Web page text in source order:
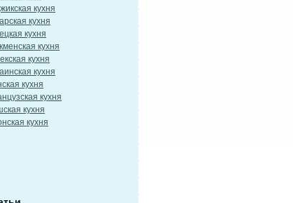
кухня
кухня
кухня
кухня
кухня
кухня
кухня
кухня
кухня
кухня